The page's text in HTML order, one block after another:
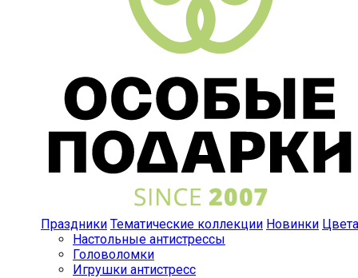
Праздники Тематические коллекции Новинки Цвета
Настольные антистрессы
Головоломки
Игрушки антистресс